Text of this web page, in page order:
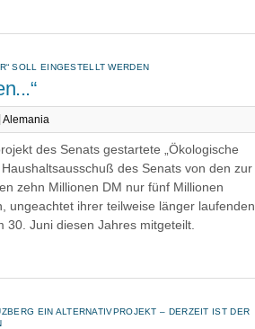
SOLL EINGESTELLT WERDEN
Alemania
des Senats gestartete „Ökologische
des Senats von den zur
zehn Millionen DM nur fünf Millionen
ungeachtet ihrer teilweise länger laufenden
30. Juni diesen Jahres mitgeteilt.
EIN ALTERNATIVPROJEKT – DERZEIT IST DER